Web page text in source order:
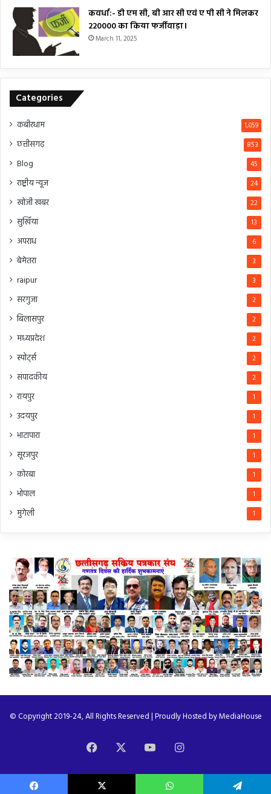
कवर्धा:- डी एम सी, बी आर सी एवं ए पी सी ने मिलकर
₹220000 का किया फर्जीवाड़ा।
March 11, 2025
Categories
कबीरधाम 1,059
छत्तीसगढ़ 853
Blog 45
राष्ट्रीय न्यूज 24
खोजी खबर 22
सुर्खियां 13
अपराध 6
बेमेतरा 3
raipur 3
सरगुजा 2
बिलासपुर 2
मध्यप्रदेश 2
स्पोर्ट्स 2
संपादकीय 2
रायपुर 1
उदयपुर 1
भाटापारा 1
सूरजपुर 1
कोरबा 1
भोपाल 1
मुंगेली 1
© Copyright 2019-24, All Rights Reserved | Proudly Hosted byMediaHouse
Facebook YouTubeInstagram